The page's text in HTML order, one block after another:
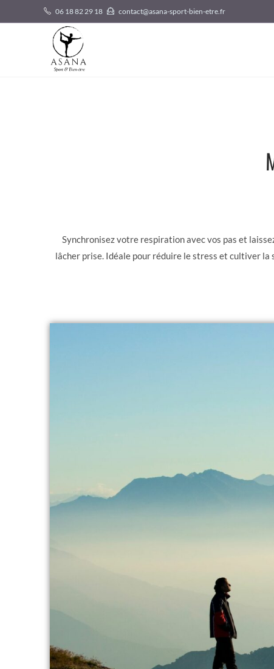
06 18 82 29 18 contact@asana-sport-bien-etre.fr
Synchronisez votre respiration avec vos pas et
lâcher prise. Idéale pour réduire le stress et cultiver la